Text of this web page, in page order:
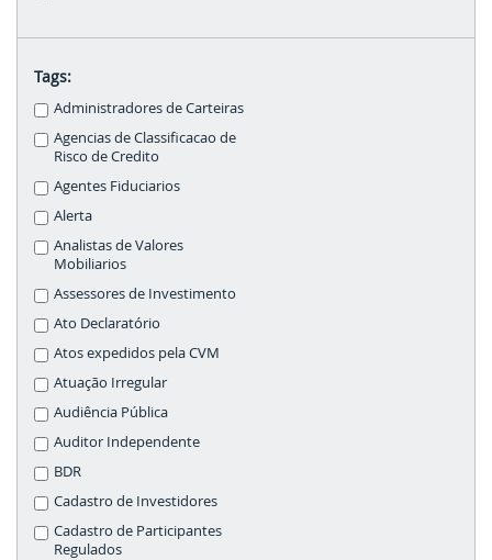
Tags:
Administradores de Carteiras
Agencias de Classificacao de
Risco de Credito
Agentes Fiduciarios
Alerta
Analistas de Valores
Mobiliarios
Assessores de Investimento
Ato Declaratório
Atos expedidos pela CVM
Atuação Irregular
Audiência Pública
Auditor Independente
BDR
Cadastro de Investidores
Cadastro de Participantes
Regulados